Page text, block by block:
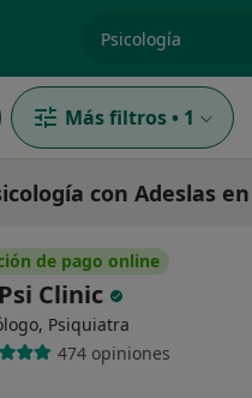
especialidad,
Más filtros • 1
con Adeslas
de pago online
Clinic
Psiquiatra
474 opiniones